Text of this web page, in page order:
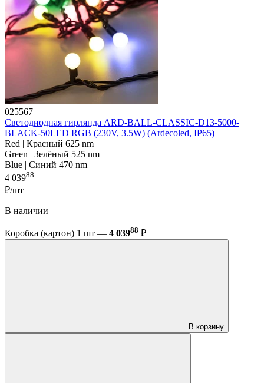
025567
Светодиодная гирлянда ARD-BALL-CLASSIC-D13-5000-
BLACK-50LED RGB (230V, 3.5W) (Ardecoled, IP65)
Red | Красный 625 nm
Green | Зелёный 525 nm
Blue | Синий 470 nm
4 03988
₽/шт
В наличии
Коробка (картон) 1 шт — 4 03988 ₽
В корзину